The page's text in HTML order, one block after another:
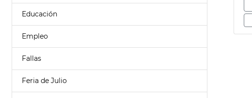
Educación
Empleo
Fallas
Feria de Julio